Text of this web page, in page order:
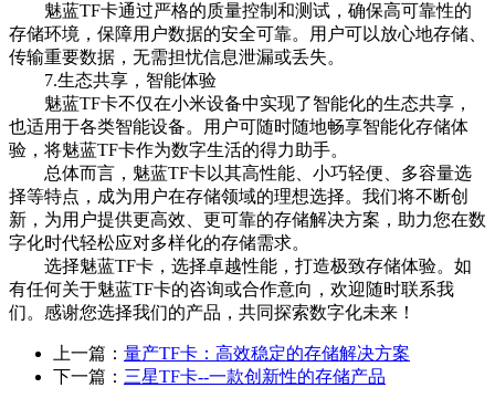
魅蓝TF卡通过严格的质量控制和测试，确保高可靠性的
存储环境，保障用户数据的安全可靠。用户可以放心地存储、
传输重要数据，无需担忧信息泄漏或丢失。
7.生态共享，智能体验
魅蓝TF卡不仅在小米设备中实现了智能化的生态共享，
也适用于各类智能设备。用户可随时随地畅享智能化存储体
验，将魅蓝TF卡作为数字生活的得力助手。
总体而言，魅蓝TF卡以其高性能、小巧轻便、多容量选
择等特点，成为用户在存储领域的理想选择。我们将不断创
新，为用户提供更高效、更可靠的存储解决方案，助力您在数
字化时代轻松应对多样化的存储需求。
选择魅蓝TF卡，选择卓越性能，打造极致存储体验。如
有任何关于魅蓝TF卡的咨询或合作意向，欢迎随时联系我
们。感谢您选择我们的产品，共同探索数字化未来！
上一篇： 量产TF卡：高效稳定的存储解决方案
下一篇： 三星TF卡--一款创新性的存储产品